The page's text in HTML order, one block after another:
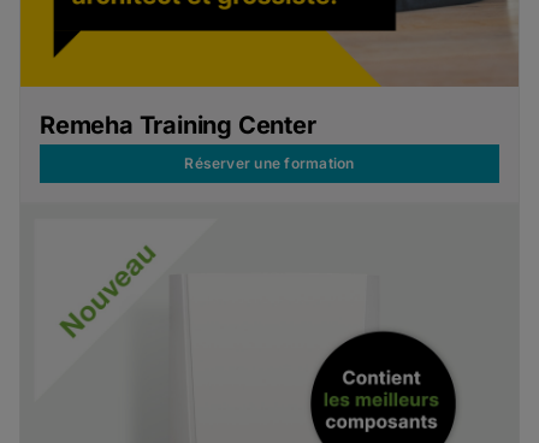
Remeha Training Center
Réserver une formation